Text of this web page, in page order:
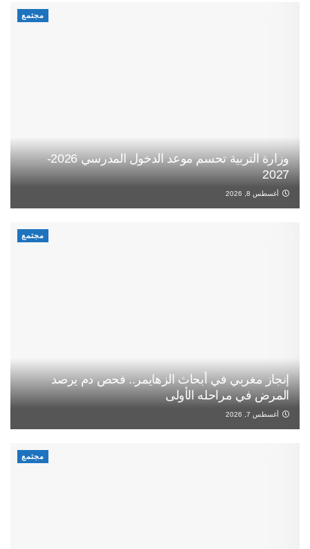
مجتمع
وزارة التربية تحسم موعد الدخول المدرسي 2026-
2027
أغسطس 8, 2026
مجتمع
إنجاز مغربي في أبحاث الزهايمر.. فحص دم يرصد
المرض في مراحله الأولى
أغسطس 7, 2026
مجتمع